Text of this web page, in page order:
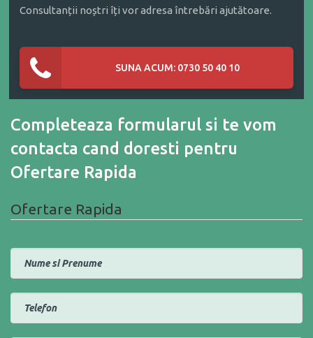
Consultanții noștri îți vor adresa întrebări ajutătoare.
SUNA ACUM: 0730 50 40 10
Completeaza formularul si te vom
contacta cand doresti pentru
Ofertare Rapida
Ofertare Rapida